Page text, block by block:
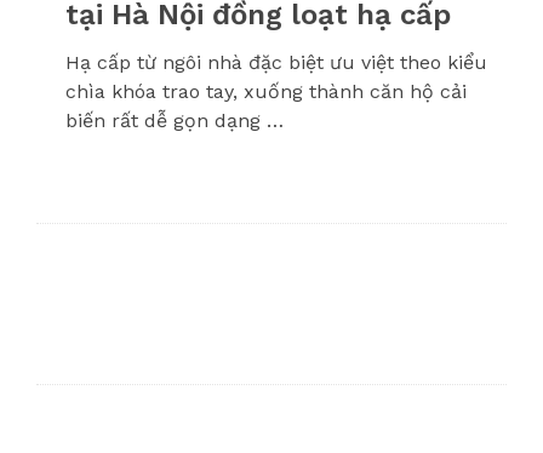
tại Hà Nội đồng loạt hạ cấp
Hạ cấp từ ngôi nhà đặc biệt ưu việt theo kiểu
chìa khóa trao tay, xuống thành căn hộ cải
biến rất dễ gọn dạng …